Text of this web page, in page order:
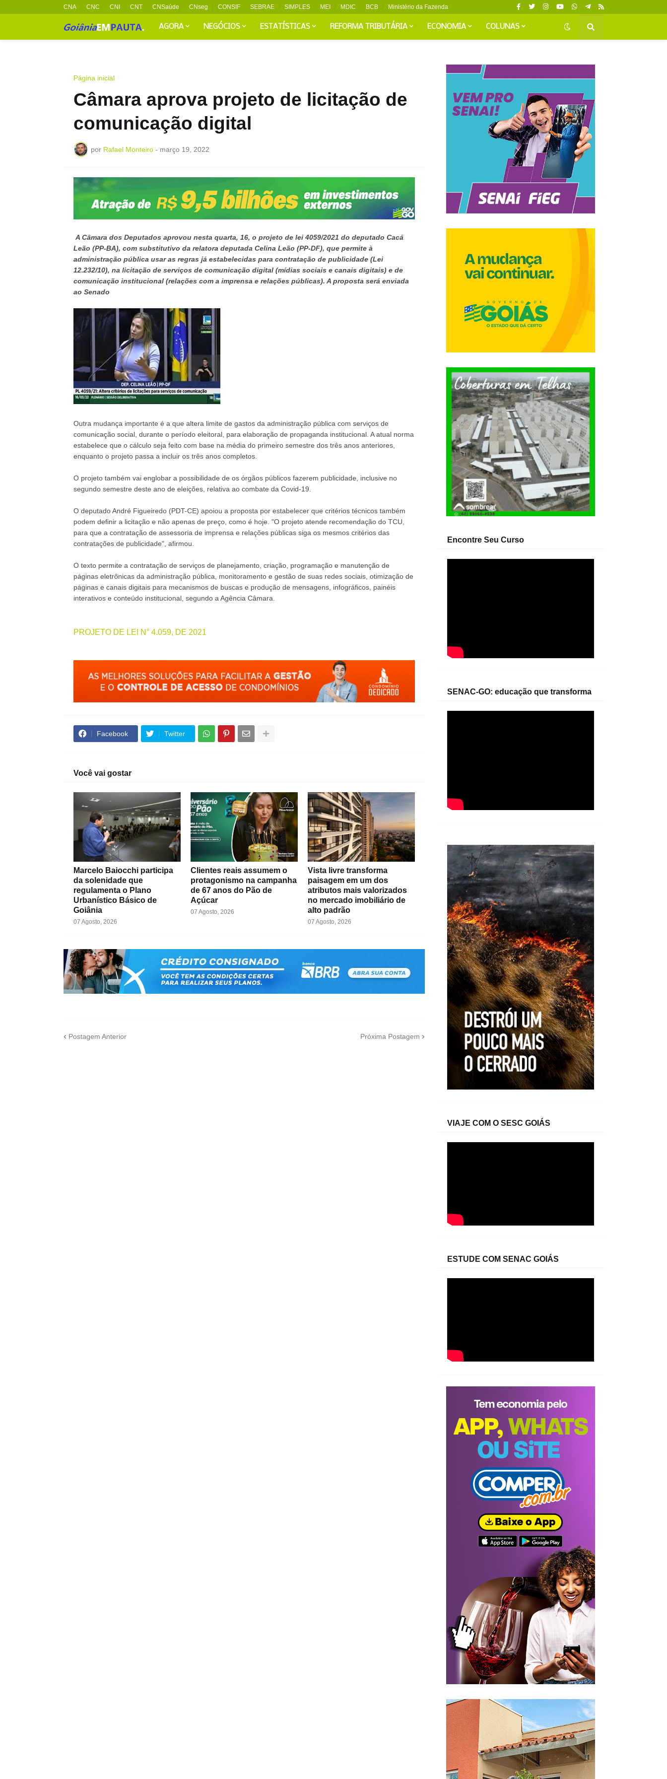
CNA CNC CNI CNT CNSaúde CNseg CONSIF SEBRAE SIMPLES MEI MDIC BCB Ministério da Fazenda
AGORA NEGÓCIOS ESTATÍSTICAS REFORMA TRIBUTÁRIA ECONOMIA COLUNAS
Página inicial
Câmara aprova projeto de licitação de
comunicação digital
por Rafael Monteiro - março 19, 2022
A Câmara dos Deputados aprovou nesta quarta, 16, o projeto de lei 4059/2021 do deputado Cacá
Leão (PP-BA), com substitutivo da relatora deputada Celina Leão (PP-DF), que permite à
administração pública usar as regras já estabelecidas para contratação de publicidade (Lei
12.232/10), na licitação de serviços de comunicação digital (mídias sociais e canais digitais) e de
comunicação institucional (relações com a imprensa e relações públicas). A proposta será enviada
ao Senado
Outra mudança importante é a que altera limite de gastos da administração pública com serviços de
comunicação social, durante o período eleitoral, para elaboração de propaganda institucional. A atual norma
estabelece que o cálculo seja feito com base na média do primeiro semestre dos três anos anteriores,
enquanto o projeto passa a incluir os três anos completos.
O projeto também vai englobar a possibilidade de os órgãos públicos fazerem publicidade, inclusive no
segundo semestre deste ano de eleições, relativa ao combate da Covid-19.
O deputado André Figueiredo (PDT-CE) apoiou a proposta por estabelecer que critérios técnicos também
podem definir a licitação e não apenas de preço, como é hoje. "O projeto atende recomendação do TCU,
para que a contratação de assessoria de imprensa e relações públicas siga os mesmos critérios das
contratações de publicidade", afirmou.
O texto permite a contratação de serviços de planejamento, criação, programação e manutenção de
páginas eletrônicas da administração pública, monitoramento e gestão de suas redes sociais, otimização de
páginas e canais digitais para mecanismos de buscas e produção de mensagens, infográficos, painéis
interativos e conteúdo institucional, segundo a Agência Câmara.
PROJETO DE LEI N° 4.059, DE 2021
Facebook Twitter
Você vai gostar
Marcelo Baiocchi participa
da solenidade que
regulamenta o Plano
Urbanístico Básico de
Goiânia
07 Agosto, 2026
Clientes reais assumem o
protagonismo na campanha
de 67 anos do Pão de
Açúcar
07 Agosto, 2026
Vista livre transforma
paisagem em um dos
atributos mais valorizados
no mercado imobiliário de
alto padrão
07 Agosto, 2026
Postagem Anterior Próxima Postagem
Encontre Seu Curso
SENAC-GO: educação que transforma
VIAJE COM O SESC GOIÁS
ESTUDE COM SENAC GOIÁS